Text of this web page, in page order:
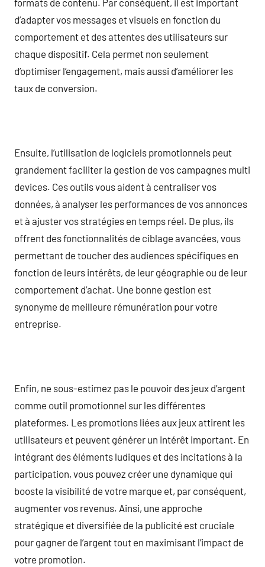
d’adapter vos messages et visuels en fonction du
comportement et des attentes des utilisateurs sur
chaque dispositif. Cela permet non seulement
d’optimiser l’engagement, mais aussi d’améliorer les
taux de conversion.
Ensuite, l’utilisation de logiciels promotionnels peut
grandement faciliter la gestion de vos campagnes multi
devices. Ces outils vous aident à centraliser vos
données, à analyser les performances de vos annonces
et à ajuster vos stratégies en temps réel. De plus, ils
offrent des fonctionnalités de ciblage avancées, vous
permettant de toucher des audiences spécifiques en
fonction de leurs intérêts, de leur géographie ou de leur
comportement d’achat. Une bonne gestion est
synonyme de meilleure rémunération pour votre
entreprise.
Enfin, ne sous-estimez pas le pouvoir des jeux d’argent
comme outil promotionnel sur les différentes
plateformes. Les promotions liées aux jeux attirent les
utilisateurs et peuvent générer un intérêt important. En
intégrant des éléments ludiques et des incitations à la
participation, vous pouvez créer une dynamique qui
booste la visibilité de votre marque et, par conséquent,
augmenter vos revenus. Ainsi, une approche
stratégique et diversifiée de la publicité est cruciale
pour gagner de l’argent tout en maximisant l’impact de
votre promotion.